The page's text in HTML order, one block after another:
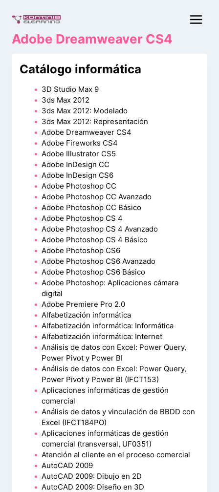
contenido
Adobe Dreamweaver CS4
Catálogo informática
3D Studio Max 9
3ds Max 2012
3ds Max 2012: Modelado
3ds Max 2012: Representación
Adobe Dreamweaver CS4
Adobe Fireworks CS4
Adobe Illustrator CS5
Adobe InDesign CC
Adobe InDesign CS6
Adobe Photoshop CC
Adobe Photoshop CC Avanzado
Adobe Photoshop CC Básico
Adobe Photoshop CS 4
Adobe Photoshop CS 4 Avanzado
Adobe Photoshop CS 4 Básico
Adobe Photoshop CS6
Adobe Photoshop CS6 Avanzado
Adobe Photoshop CS6 Básico
Adobe Photoshop: Aplicaciones cámara
digital
Adobe Premiere Pro 2.0
Alfabetización informática
Alfabetización informática: Informática
Alfabetización informática: Internet
Análisis de datos con Excel: Power Query,
Power Pivot y Power BI
Análisis de datos con Excel: Power Query,
Power Pivot y Power BI (IFCT153)
Aplicaciones informáticas de gestión
comercial
Análisis de datos y vinculación de BBDD con
Excel (IFCT184PO)
Aplicaciones informáticas de gestión
comercial (transversal, UF0351)
Atención al cliente en el proceso comercial
AutoCAD 2009
AutoCAD 2009: Dibujo en 2D
AutoCAD 2009: Diseño en 3D